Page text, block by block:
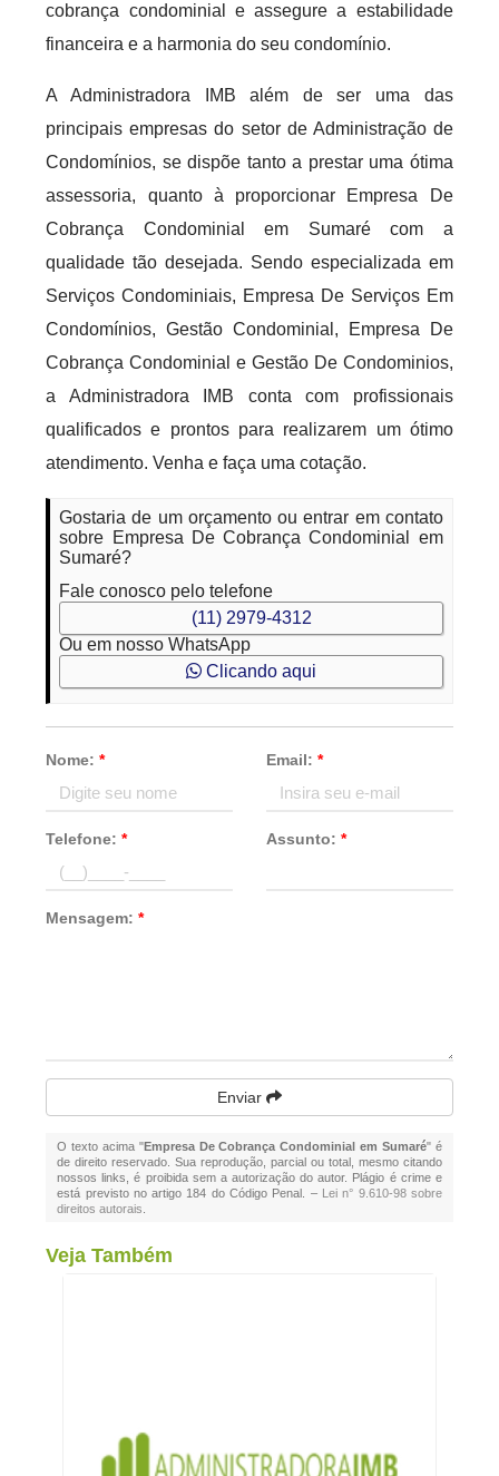
cobrança condominial e assegure a estabilidade
financeira e a harmonia do seu condomínio.
A Administradora IMB além de ser uma das
principais empresas do setor de Administração de
Condomínios, se dispõe tanto a prestar uma ótima
assessoria, quanto à proporcionar Empresa De
Cobrança Condominial em Sumaré com a
qualidade tão desejada. Sendo especializada em
Serviços Condominiais, Empresa De Serviços Em
Condomínios, Gestão Condominial, Empresa De
Cobrança Condominial e Gestão De Condominios,
a Administradora IMB conta com profissionais
qualificados e prontos para realizarem um ótimo
atendimento. Venha e faça uma cotação.
Gostaria de um orçamento ou entrar em contato
sobre Empresa De Cobrança Condominial em
Sumaré?
Fale conosco pelo telefone
(11) 2979-4312
Ou em nosso WhatsApp
Clicando aqui
Nome:* Email: *
Telefone:* Assunto: *
Mensagem:*
Enviar
O texto acima "Empresa De Cobrança Condominial em Sumaré" é
de direito reservado. Sua reprodução, parcial ou total, mesmo citando
nossos links, é proibida sem a autorização do autor. Plágio é crime e
está previsto no artigo 184 do Código Penal. – Lei n° 9.610-98 sobre
direitos autorais
Veja Também